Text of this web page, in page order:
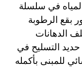
في سلسلة
بقع الرطوبة
الدهانات
حديد التسليح في
للمبنى بأكمله